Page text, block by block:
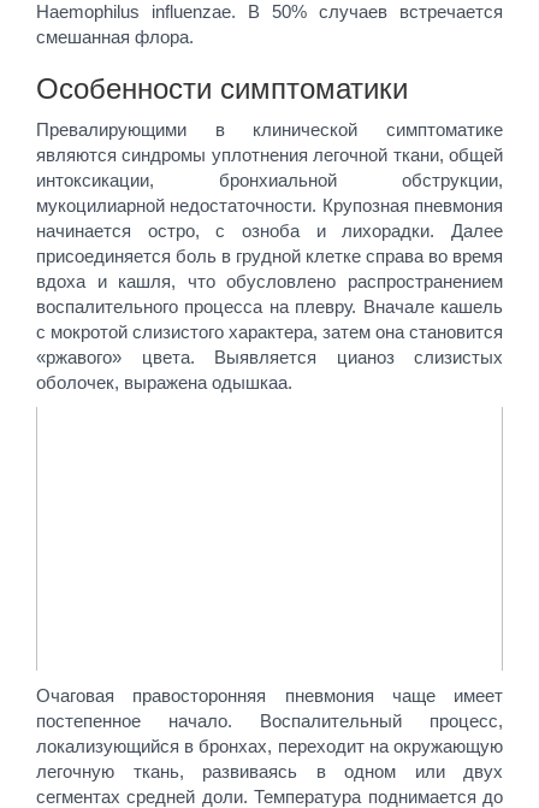
Haemophilus influenzae. В 50% случаев встречается
смешанная флора.
Особенности симптоматики
Превалирующими в клинической симптоматике
являются синдромы уплотнения легочной ткани, общей
интоксикации, бронхиальной обструкции,
мукоцилиарной недостаточности. Крупозная пневмония
начинается остро, с озноба и лихорадки. Далее
присоединяется боль в грудной клетке справа во время
вдоха и кашля, что обусловлено распространением
воспалительного процесса на плевру. Вначале кашель
с мокротой слизистого характера, затем она становится
«ржавого» цвета. Выявляется цианоз слизистых
оболочек, выражена одышкаа.
Очаговая правосторонняя пневмония чаще имеет
постепенное начало. Воспалительный процесс,
локализующийся в бронхах, переходит на окружающую
легочную ткань, развиваясь в одном или двух
сегментах средней доли. Температура поднимается до